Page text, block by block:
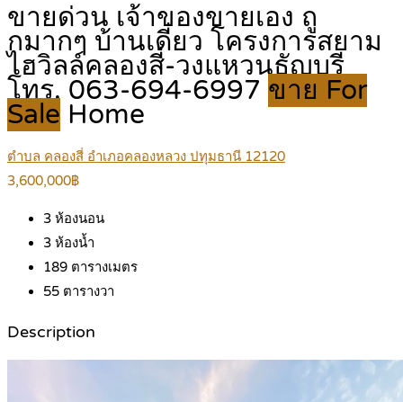
ขายด่วน เจ้าของขายเอง ถู
กมากๆ บ้านเดี่ยว โครงการสยาม
ไฮวิลล์คลองสี่-วงแหวนธัญบุรี
โทร. 063-694-6997 ขาย For
Sale Home
ตำบล คลองสี่ อำเภอคลองหลวง ปทุมธานี 12120
3,600,000฿
3 ห้องนอน
3 ห้องน้ำ
189 ตารางเมตร
55 ตารางวา
Description